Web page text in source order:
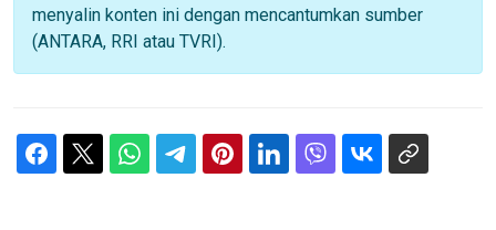
menyalin konten ini dengan mencantumkan sumber
(ANTARA, RRI atau TVRI).